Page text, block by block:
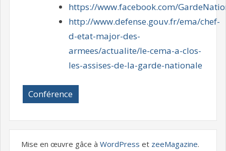
https://www.facebook.com/
http://www.defense.gouv.fr/ema/chef-
d-etat-major-des-
armees/actualite/le-cema-a-clos-
les-assises-de-la-garde-nationale
Conférence
Mise en œuvre gâce à WordPress et zeeMagazine.